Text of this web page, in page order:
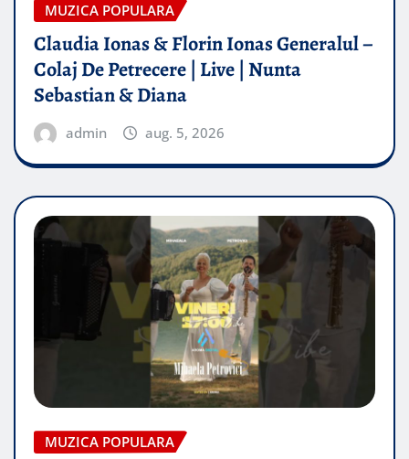
MUZICA POPULARA
Claudia Ionas & Florin Ionas Generalul –
Colaj De Petrecere | Live | Nunta
Sebastian & Diana
admin aug. 5, 2026
MUZICA POPULARA